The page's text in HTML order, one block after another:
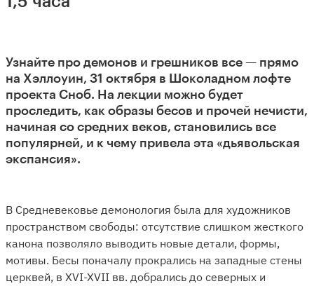
Узнайте про демонов и грешников все — прямо
на Хэллоуин, 31 октября в Шоколадном лофте
проекта Сноб. На лекции можно будет
проследить, как образы бесов и прочей нечисти,
начиная со средних веков, становились все
популярней, и к чему привела эта «дьявольская
экспансия».
В Средневековье демонология была для художников
пространством свободы: отсутствие слишком жесткого
канона позволяло выводить новые детали, формы,
мотивы. Бесы поначалу прокрались на западные стены
церквей, в XVI-XVII вв. добрались до северных и